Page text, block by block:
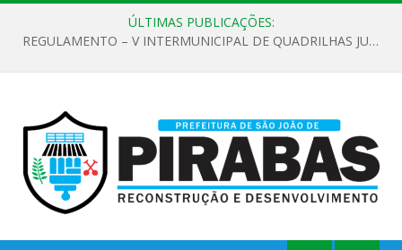
ÚLTIMAS PUBLICAÇÕES:
REGULAMENTO – V INTERMUNICIPAL DE QUADRILHAS JUNINAS 2026